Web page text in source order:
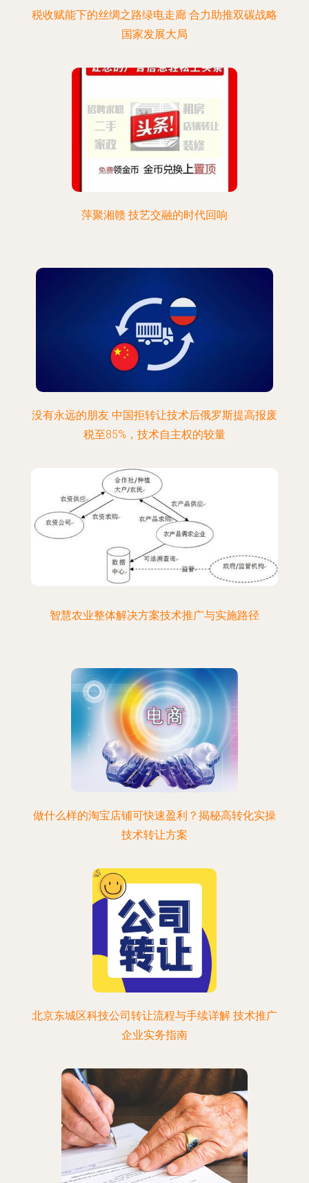
税收赋能下的丝绸之路绿电走廊 合力助推双碳战略
国家发展大局
萍聚湘赣 技艺交融的时代回响
没有永远的朋友 中国拒转让技术后俄罗斯提高报废
税至85%，技术自主权的较量
智慧农业整体解决方案技术推广与实施路径
做什么样的淘宝店铺可快速盈利？揭秘高转化实操
技术转让方案
北京东城区科技公司转让流程与手续详解 技术推广
企业实务指南